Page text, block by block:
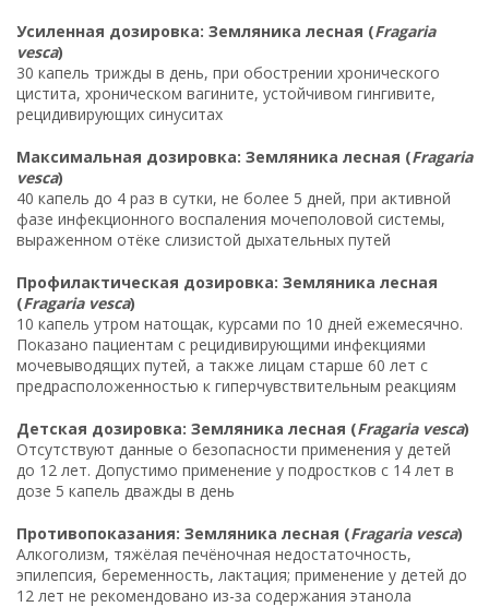
Усиленная дозировка: Земляника лесная (Fragaria
vesca)
30 капель трижды в день, при обострении хронического
цистита, хроническом вагините, устойчивом гингивите,
рецидивирующих синуситах
Максимальная дозировка: Земляника лесная (Fragaria
vesca)
40 капель до 4 раз в сутки, не более 5 дней, при активной
фазе инфекционного воспаления мочеполовой системы,
выраженном отёке слизистой дыхательных путей
Профилактическая дозировка: Земляника лесная
(Fragaria vesca)
10 капель утром натощак, курсами по 10 дней ежемесячно.
Показано пациентам с рецидивирующими инфекциями
мочевыводящих путей, а также лицам старше 60 лет с
предрасположенностью к гиперчувствительным реакциям
Детская дозировка: Земляника лесная (Fragaria vesca)
Отсутствуют данные о безопасности применения у детей
до 12 лет. Допустимо применение у подростков с 14 лет в
дозе 5 капель дважды в день
Противопоказания: Земляника лесная (Fragaria vesca)
Алкоголизм, тяжёлая печёночная недостаточность,
эпилепсия, беременность, лактация; применение у детей до
12 лет не рекомендовано из-за содержания этанола